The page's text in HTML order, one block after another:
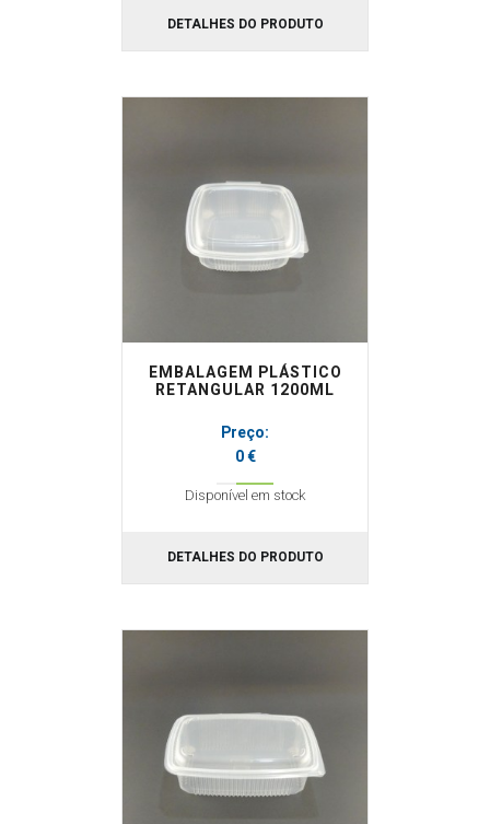
DETALHES DO PRODUTO
EMBALAGEM PLÁSTICO
RETANGULAR 1200ML
Preço:
0 €
Disponível em stock
DETALHES DO PRODUTO